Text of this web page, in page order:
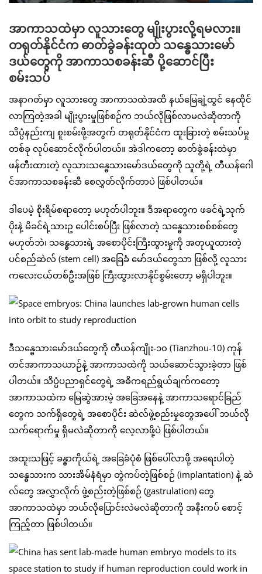
အာကာသထဲမှာ လူသားတွေ မျိုးပွားလို့ရမလား။
တရုတ်နိုင်ငံက ဓာတ်ခွဲခန်းထုတ် သန္ဓေသားမော်
ဒယ်တွေကို အာကာသစခန်းဆီ ပို့ဆောင်ပြီး
စမ်းသပ်
အနာဂတ်မှာ လူသားတွေ အာကာသထဲအထိ နယ်မြေချဲ့ထွင် နေထိုင်
လာကြတဲ့အခါ မျိုးပွားမှုဖြစ်စဉ်က ဘယ်လိုဖြစ်လာမလဲဆိုတာကို
သိပ္ပံနည်းကျ စူးစမ်းဖို့အတွက် တရုတ်နိုင်ငံက ထူးခြားတဲ့ စမ်းသပ်မှု
တစ်ခု လုပ်ဆောင်လိုက်ပါတယ်။ အဲဒါကတော့ ဓာတ်ခွဲခန်းထဲမှာ
ဖန်တီးထားတဲ့ လူသားသန္ဓေသားမော်ဒယ်တွေကို သူတို့ရဲ့ တီယန်ဂေါ
င်အာကာသစခန်းဆီ စေလွှတ်လိုက်တာပဲ ဖြစ်ပါတယ်။
ဒါပေမဲ့ စိုးရိမ်စရာတော့ မဟုတ်ပါဘူး။ ဒီအရာတွေက ဖခင်ရဲ့သုက်
ပိုးနဲ့ မိခင်ရဲ့သားဥ ပေါင်းစပ်ပြီး ဖြစ်လာတဲ့ သန္ဓေသားစစ်စစ်တွေ
မဟုတ်ဘဲ၊ သန္ဓေသားရဲ့ အစောပိုင်းကြီးထွားမှုကို အတုယူထားတဲ့
ပင်စည်ဆဲလ် (stem cell) အခြေခံ မော်ဒယ်တွေသာ ဖြစ်လို့ လူသား
ကလေးငယ်တစ်ဦးအဖြစ် ကြီးထွားလာနိုင်စွမ်းတော့ မရှိပါဘူး။
ဒီသန္ဓေသားမော်ဒယ်တွေကို တီယန်ကျိုး-၁၀ (Tianzhou-10) ကုန်
တင်အာကာသယာဉ်နဲ့ အာကာသထဲကို သယ်ဆောင်သွားခဲ့တာ ဖြစ်
ပါတယ်။ သိပ္ပံပညာရှင်တွေရဲ့ အဓိကရည်ရွယ်ချက်ကတော့
အာကာသထဲက မြေဆွဲအားမဲ့ အခြေအနေနဲ့ အာကာသရောင်ခြည်
တွေက သက်ရှိတွေရဲ့ အစောပိုင်း ဆဲလ်ဖွဲ့စည်းမှုတွေအပေါ် ဘယ်လို
သက်ရောက်မှု ရှိမလဲဆိုတာကို လေ့လာဖို့ပဲ ဖြစ်ပါတယ်။
အထူးသဖြင့် ခန္ဓာကိုယ်ရဲ့ အခြေခံပုံစံ ဖြစ်ပေါ်လာဖို့ အရေးပါတဲ့
သန္ဓေသားက သားအိမ်နံရံမှာ တွဲကပ်တဲ့ဖြစ်စဉ် (implantation) နဲ့ ဆဲ
လ်တွေ အလွှာလိုက် ဖွဲ့စည်းတဲ့ဖြစ်စဉ် (gastrulation) တွေ
အာကာသထဲမှာ ဘယ်လိုပြောင်းလဲမလဲဆိုတာကို အနီးကပ် စောင့်
ကြည့်တာ ဖြစ်ပါတယ်။